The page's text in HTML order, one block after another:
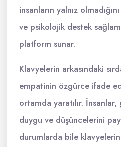
insanların yalnız
ve psikolojik destek
platform sunar.
Klavyelerin arkasındaki
empatinin özgürce ifade
ortamda yaratılır.
duygu ve düşüncelerini
durumlarda bile